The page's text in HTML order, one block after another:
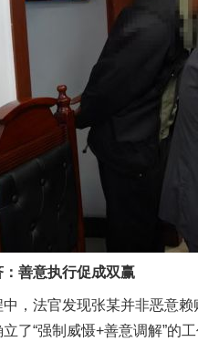
善意执行促成双赢
法官发现张某并非恶意赖
了“强制威慑+善意调解”的工
制助力责任有效落实